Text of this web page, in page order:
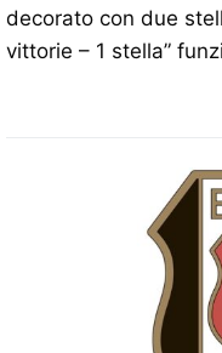
decorato con due
vittorie – 1 stella”